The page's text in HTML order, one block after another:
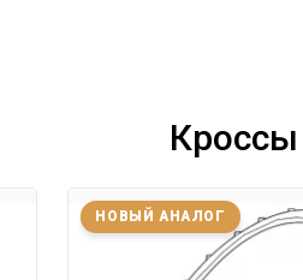
Кроссы
НОВЫЙ АНАЛОГ